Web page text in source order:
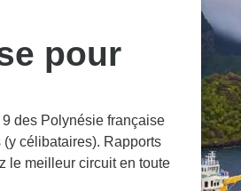
pour
des Polynésie française
célibataires). Rapports
le meilleur circuit en toute